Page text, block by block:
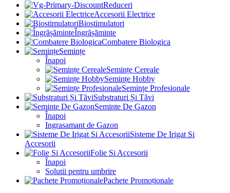
Reduceri
Accesorii Electrice
Biostimulatori
Îngrășăminte
Combatere Biologica
Semințe
Înapoi
Semințe Cereale
Semințe Hobby
Semințe Profesionale
Substraturi Și Tăvi
Seminte De Gazon
Înapoi
Ingrasamant de Gazon
Sisteme De Irigat Si
Accesorii
Folie Si Accesorii
Înapoi
Solutii pentru umbrire
Pachete Promoționale